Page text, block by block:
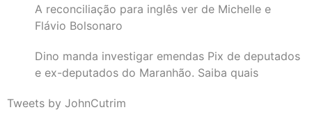
A reconciliação para inglês ver de Michelle e
Flávio Bolsonaro
Dino manda investigar emendas Pix de deputados
e ex-deputados do Maranhão. Saiba quais
Tweets by JohnCutrim